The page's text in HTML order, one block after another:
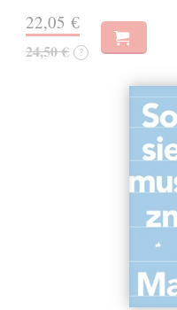
22,05 €
24,50 € ?